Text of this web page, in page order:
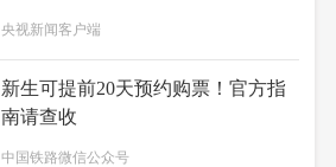
央视新闻客户端
新生可提前20天预约购票！官方指
南请查收
中国铁路微信公众号